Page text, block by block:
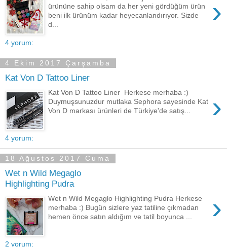
›
ürününe sahip olsam da her yeni gördüğüm ürün
beni ilk ürünüm kadar heyecanlandırıyor. Sizde
d...
4 yorum:
4 Ekim 2017 Çarşamba
Kat Von D Tattoo Liner
›
Kat Von D Tattoo Liner Herkese merhaba :)
Duymuşsunuzdur mutlaka Sephora sayesinde Kat
Von D markası ürünleri de Türkiye'de satış...
4 yorum:
18 Ağustos 2017 Cuma
Wet n Wild Megaglo
Highlighting Pudra
›
Wet n Wild Megaglo Highlighting Pudra Herkese
merhaba :) Bugün sizlere yaz tatiline çıkmadan
hemen önce satın aldığım ve tatil boyunca ...
2 yorum: